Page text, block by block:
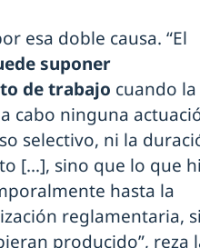
esa doble causa. “El
suponer
de trabajo cuando la
cabo ninguna
selectivo, ni la
[…], sino que lo que
hasta la
reglamentaria,
producido”, reza